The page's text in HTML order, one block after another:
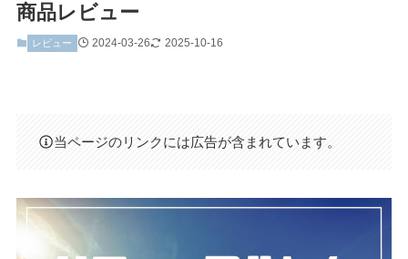
商品レビュー
レビュー 2024-03-26 2025-10-16
当ページのリンクには広告が含まれています。